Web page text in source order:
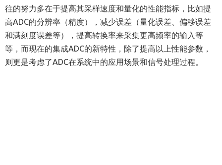
往的努力多在于提高其采样速度和量化的性能指标，比如提
高ADC的分辨率（精度），减少误差（量化误差
偏移误差
和满刻度误差等），提高转换率来采集更高频率的输入等
等 ， 而现在的集成ADC的新特性，除了提高以上性能参数，
则更是考虑了ADC在系统中的应用场景和信号处理过程。